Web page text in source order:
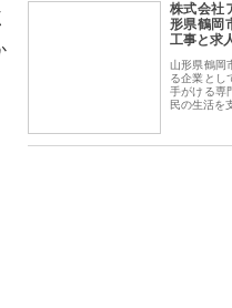
株式会社
形県鶴岡
工事と求
山形県鶴岡
る企業とし
手がける専
民の生活を